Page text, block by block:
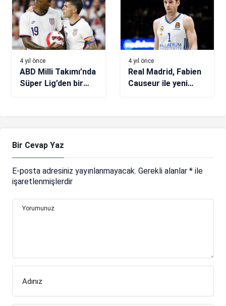
4 yıl önce
ABD Milli Takımı’nda
Süper Lig’den bir
4 yıl önce
Real Madrid, Fabien
Causeur ile yeni
Bir Cevap Yaz
E-posta adresiniz yayınlanmayacak. Gerekli alanlar * ile
işaretlenmişlerdir
Yorumunuz
Adınız